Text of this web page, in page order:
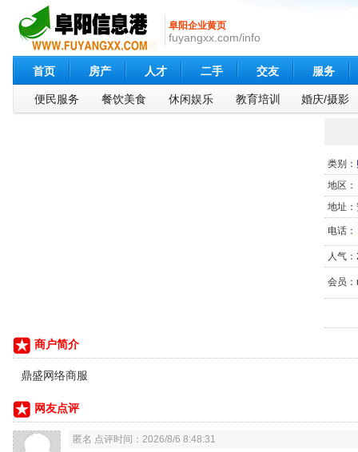
阜阳企业黄页
fuyangxx.com/info
首页 房产 人才 二手 交友 服务
便民服务 餐饮美食 休闲娱乐 教育培训 婚庆/摄影
类别：
地区：
地址
电话：
人气
会员
商户简介
鼎盛网络商服
网友点评
匿名 点评时间：2026/8/6 8:48:31